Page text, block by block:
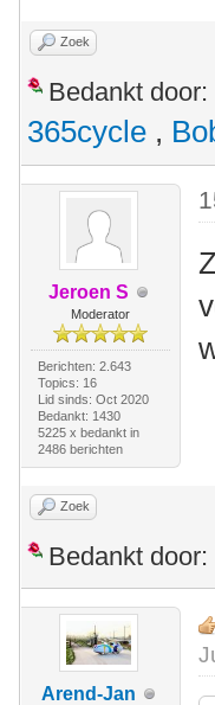
Zoek
Bedankt door:
365cycle ,
Jeroen S
Moderator
Berichten: 2.643
Topics: 16
Lid sinds: Oct 2020
Bedankt: 1430
5225 x bedankt in
2486 berichten
Zoek
Bedankt door:
Arend-Jan